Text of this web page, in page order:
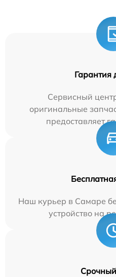
Гарантия
Сервисный
оригинальные
предоставляет
Наш курьер в Самаре
устройство на